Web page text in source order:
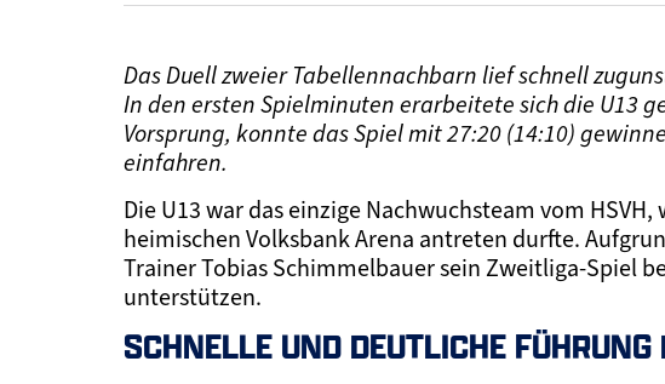
Das Duell zweier Tabellennachbarn lief schnell
In den ersten Spielminuten erarbeitete sich die U13
Vorsprung, konnte das Spiel mit 27:20 (14:10)
einfahren.
Die U13 war das einzige Nachwuchsteam vom
heimischen Volksbank Arena antreten durfte.
Trainer Tobias Schimmelbauer sein Zweitliga-Spiel
unterstützen.
SCHNELLE UND DEUTLICHE FÜHRUNG